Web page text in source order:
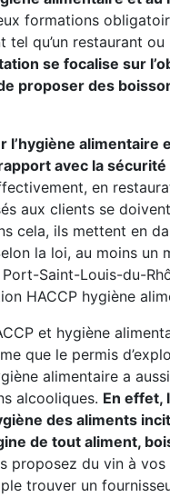
formations
tel qu’un restaurant ou
se focalise sur
proposer des
l’hygiène alimentaire
avec la
en
aux clients se doivent
cela, ils mettent en
la loi, au moins un
Saint-Louis-du-
HACCP hygiène
et hygiène
que le permis
alimentaire a
alcooliques. En effet,
des aliments
de tout aliment,
proposez du vin à
trouver un